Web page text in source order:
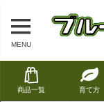
MENU
商品一覧 育て方